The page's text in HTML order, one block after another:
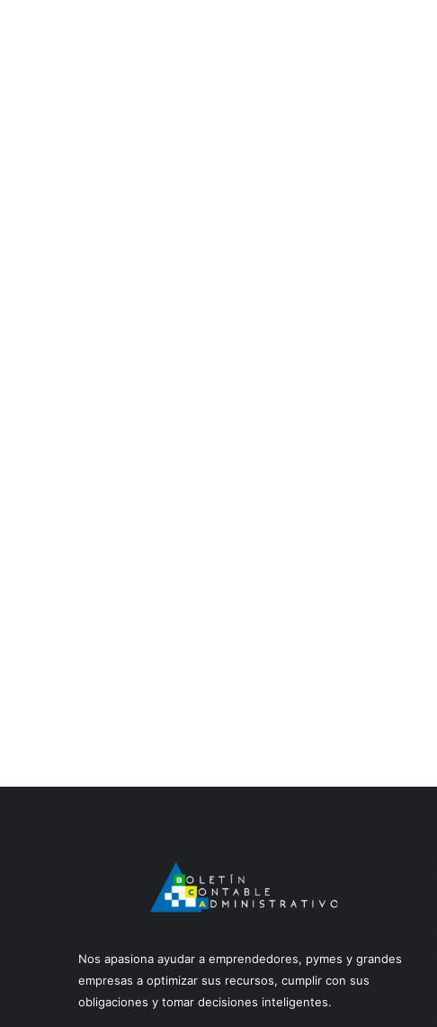
Nos apasiona ayudar a emprendedores, pymes y grandes
empresas a optimizar sus recursos, cumplir con sus
obligaciones y tomar decisiones inteligentes.